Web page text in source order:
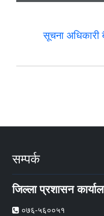
सूचना
सम्पर्क
जिल्ला प्रशासन
०७६-५६००५१